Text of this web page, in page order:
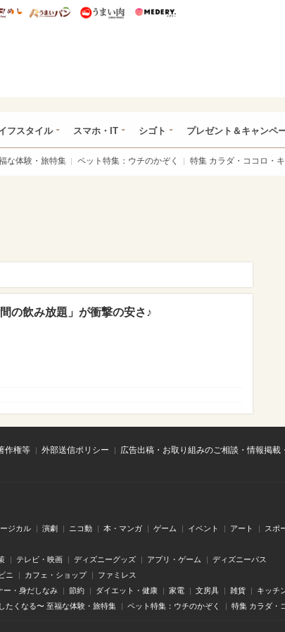
ズニー特集
うまいめし うまいパン うまい肉
フスタイル スマホ・IT シゴト プレゼント＆キャンペ
な体験・旅特集 ペット特集：ウチのかぞく 特集 カラダ・ココロ・
の飲み放題」が衝撃の安さ♪
作権等 外部送信ポリシー
広告出稿・お取り組みのご相談・情報掲載
ジカル 演劇 ニコ動 本・マンガ ゲーム イベント アート スポ
テレビ・映画 ディズニーグッズ アプリ・ゲーム ディズニーパス
ニ カフェ・ショップ ファミレス
ー・身だしなみ 節約 ダイエット・健康 家電 文房具 雑貨 キッチ
たくなる〜 至福な体験・旅特集 ペット特集：ウチのかぞく 特集 カラダ・